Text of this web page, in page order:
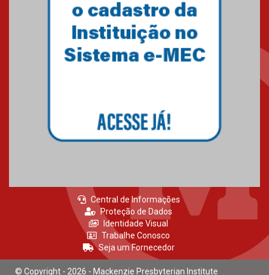
Gravação do projeto “Mais de
31 mil vozes com a Palavra” é
realizado no Colégio
Mackenzie Brasília
25.10.2024
Brasília conquistam medalhas
em importantes competições
de Matemática
04.10.2024
Central de Informações
Proteção de Dados
Identidade Visual
Trabalhe Conosco
Seja um Fornecedor
© Copyright - 2026 - Mackenzie Presbyterian Institute